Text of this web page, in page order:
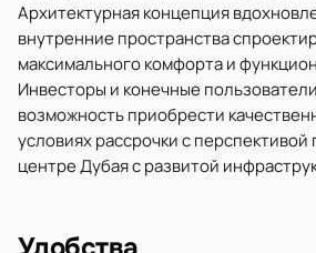
Архитектурная концепция
внутренние пространства
максимального комфорта и
Инвесторы и конечные
возможность приобрести
условиях рассрочки с
центре Дубая с развитой